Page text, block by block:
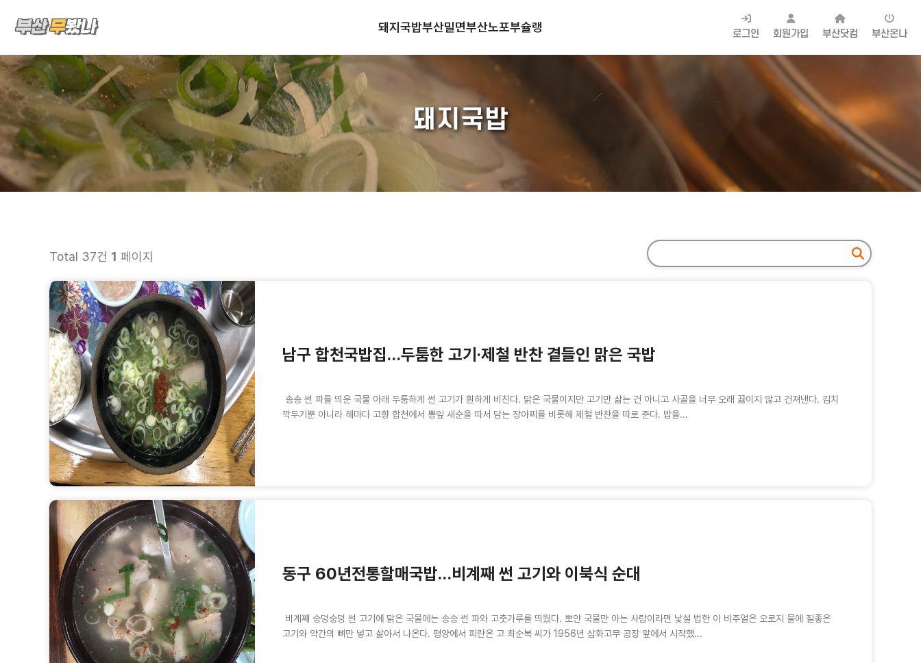
돼지국밥부산밀면부산노포부슐랭 로그인 회원가입 부산닷컴 부산온나
돼지국밥
Total 37건 1 페이지
남구 합천국밥집…두툼한 고기·제철 반찬 곁들인 맑은 국밥
송송 썬 파를 띄운 국물 아래 두툼하게 썬 고기가 훤하게 비친다. 맑은 국물이지만 고기만 삶는 건 아니고 사골을 너무 오래 끓이지 않고 건져낸다. 김치
깍두기뿐 아니라 해마다 고향 합천에서 뽕잎 새순을 따서 담는 장아찌를 비롯해 제철 반찬을 따로 준다. 밥을...
동구 60년전통할매국밥…비계째 썬 고기와 이북식 순대
비계째 숭덩숭덩 썬 고기에 맑은 국물에는 송송 썬 파와 고춧가루를 띄웠다. 뽀얀 국물만 아는 사람이라면 낯설 법한 이 비주얼은 오로지 물에 질좋은
고기와 약간의 뼈만 넣고 삶아서 나온다. 평양에서 피란온 고 최순복 씨가 1956년 삼화고무 공장 앞에서 시작했...